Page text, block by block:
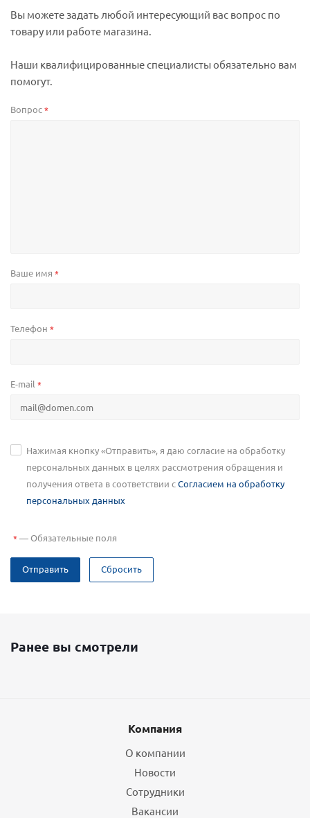
Вы можете задать любой интересующий вас вопрос по
товару или работе магазина.
Наши квалифицированные специалисты обязательно вам
помогут.
Вопрос*
Ваше имя *
Телефон *
E-mail *
Нажимая кнопку «Отправить», я даю согласие на обработку
персональных данных в целях рассмотрения обращения и
получения ответа в соответствии сСогласием на обработку
персональных данных
*—Обязательные поля
Отправить Сбросить
Ранее вы смотрели
Компания
О компании
Новости
Сотрудники
Вакансии